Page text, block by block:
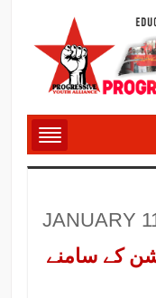
JANUARY
کے سامنے